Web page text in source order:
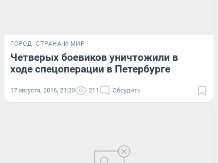
ГОРОД СТРАНА И МИР
Четверых боевиков уничтожили в
ходе спецоперации в Петербурге
17 августа, 2016, 21:20 211 Обсудить